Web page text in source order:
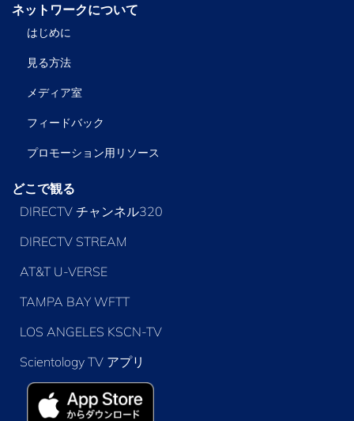
ネットワークについて
はじめに
見る方法
メディア室
フィードバック
プロモーション用リソース
どこで観る
DIRECTV チャンネル320
DIRECTV STREAM
AT&T U-VERSE
TAMPA BAY WFTT
LOS ANGELES KSCN-TV
Scientology TV アプリ